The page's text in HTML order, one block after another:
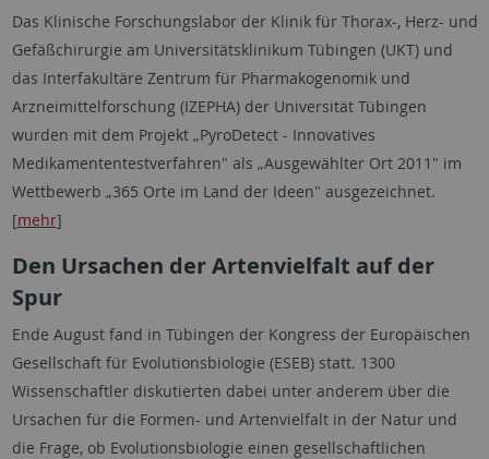
Das Klinische Forschungslabor der Klinik für Thorax-, Herz- und
Gefäßchirurgie am Universitätsklinikum Tübingen (UKT) und
das Interfakultäre Zentrum für Pharmakogenomik und
Arzneimittelforschung (IZEPHA) der Universität Tübingen
wurden mit dem Projekt „PyroDetect - Innovatives
Medikamententestverfahren" als „Ausgewählter Ort 2011" im
Wettbewerb „365 Orte im Land der Ideen" ausgezeichnet.
[mehr]
Den Ursachen der Artenvielfalt auf der
Spur
Ende August fand in Tübingen der Kongress der Europäischen
Gesellschaft für Evolutionsbiologie (ESEB) statt. 1300
Wissenschaftler diskutierten dabei unter anderem über die
Ursachen für die Formen- und Artenvielfalt in der Natur und
die Frage, ob Evolutionsbiologie einen gesellschaftlichen